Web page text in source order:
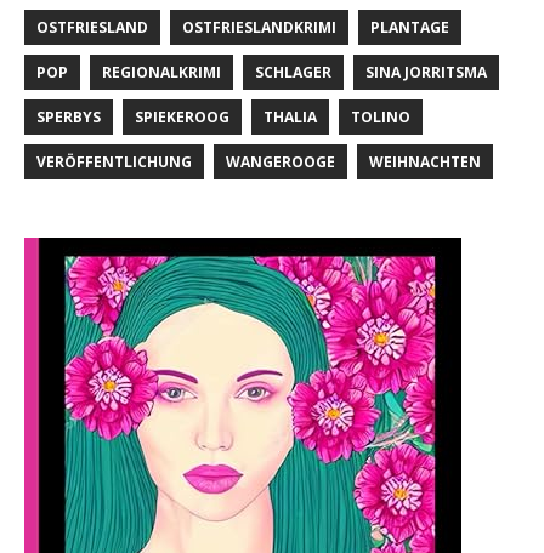
OSTFRIESLAND OSTFRIESLANDKRIMI PLANTAGE
POP REGIONALKRIMI SCHLAGER SINA JORRITSMA
SPERBYS SPIEKEROOG THALIA TOLINO
VERÖFFENTLICHUNG WANGEROOGE WEIHNACHTEN